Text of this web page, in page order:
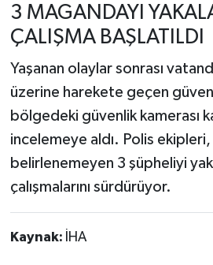
3 MAGANDAYI
ÇALIŞMA BAŞLATILDI
Yaşanan olaylar sonrası
üzerine harekete geçen
bölgedeki güvenlik kamerası
incelemeye aldı. Polis
belirlenemeyen 3 şüpheliyi
çalışmalarını sürdürüyor.
Kaynak: İHA